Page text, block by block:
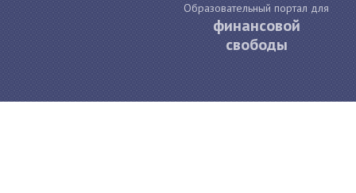
Образовательный портал для
финансовой
свободы